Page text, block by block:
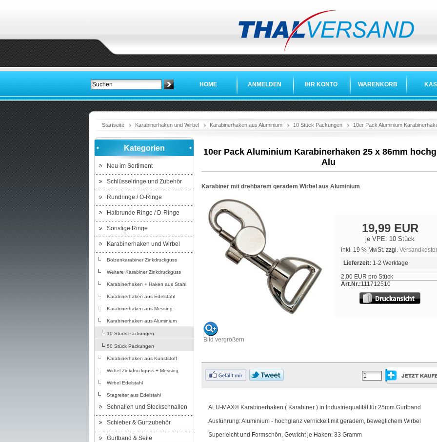
HOME ANMELDEN IHR KONTO WARENKORB
Startseite Karabinerhaken und Wirbel Karabinerhaken aus Aluminium 10 Stück Packungen 10er Pack Aluminium
Kategorien
Neu im Sortiment
Schlüsselringe und Zubehör
Rundringe / O-Ringe
Halbrunde Ringe / D-Ringe
Sonstige Ringe
Karabinerhaken und Wirbel
Bolzenkarabiner Zinkdruckguss
Weitere Karabiner Zinkdruckguss
Karabinerhaken + Haken aus Stahl
Karabinerhaken aus Edelstahl
Karabinerhaken aus Messing
Karabinerhaken aus Aluminium
10 Stück Packungen
50 Stück Packungen
Karabinerhaken aus Kunststoff
Wirbel Zinkdruckguss + Messing
Wirbel Edelstahl
Stagreiter aus Edelstahl
Schnallen und Steckschnallen
Schieber & Gurtzubehör
Gurtband & Seile
10er Pack Aluminium Karabinerhaken 25 x 86mm
Alu
Karabiner mit drehbarem geradem Wirbel aus Aluminium
Bild vergrößern
19,99 EUR
je VPE: 10 Stück
inkl. 19 % MwSt. zzgl.
Lieferzeit: 1-2 Werktage
2,00 EUR pro Stück
Art.Nr.:111712510
ALU-MAX® Karabinerhaken ( Karabiner ) in Industriequalität für 25mm Gurtband
Ausführung: Aluminium - hochglanz vernickelt mit geradem, beweglichem Wirbel
Superleicht und Formschön, Gewicht je Haken: 33 Gramm